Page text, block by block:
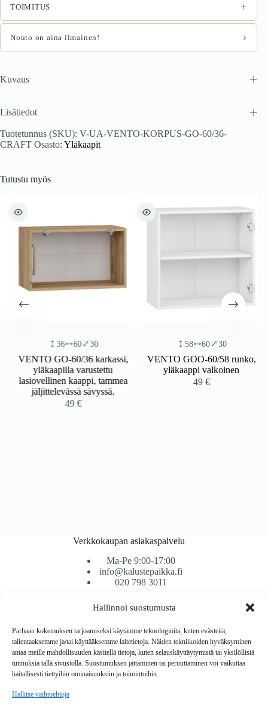
Hallinnoi suostumusta
Parhaan kokemuksen tarjoamiseksi käytämme teknologioita, kuten evästeitä,
tallentaaksemme ja/tai käyttääksemme laitetietoja. Näiden tekniikoiden hyväksyminen
antaa meille mahdollisuuden käsitellä tietoja, kuten selauskäyttäytymistä tai yksilöllisiä
tunnuksia tällä sivustolla. Suostumuksen jättäminen tai peruuttaminen voi vaikuttaa
haitallisesti tiettyihin ominaisuuksiin ja toimintoihin.
Hallitse vaihtoehtoja
TOIMITUS +
Nouto on aina ilmainen! ›
Kuvaus
Lisätiedot
Tuotetunnus (SKU): V-UA-VENTO-KORPUS-GO-60/36-
CRAFT Osasto: Yläkaapit
Tutustu myös
36 60 30
VENTO GO-60/36 karkassi,
yläkaapilla varustettu
lasiovellinen kaappi, tammea
jäljittelevässä sävyssä.
49€
58 60 30
VENTO GOO-60/58 runko,
yläkaappi valkoinen
49€
Verkkokaupan asiakaspalvelu
Ma-Pe 9:00-17:00
info@kalustepaikka.fi
020 798 3011
Tavarantoimitus / Maksutavat
Toimitustavat
Maksutavat
Vaihto ja palautus
Reklamaatiot